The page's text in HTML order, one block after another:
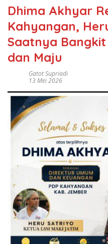
Dhima Akhyar
Kahyangan,
Saatnya
dan Maju
Gatot Supriadi
13 Mei 2026